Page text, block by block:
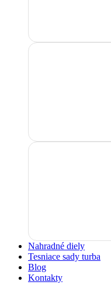
Nahradné diely
Tesniace sady turba
Blog
Kontakty